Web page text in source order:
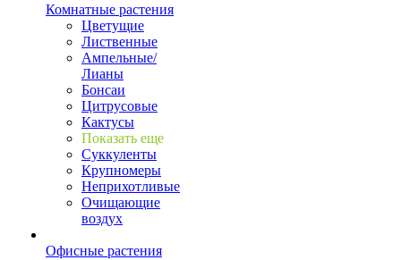
Комнатные растения
Цветущие
Лиственные
Ампельные/
Лианы
Бонсаи
Цитрусовые
Кактусы
Показать еще
Суккуленты
Крупномеры
Неприхотливые
Очищающие
воздух
Офисные растения